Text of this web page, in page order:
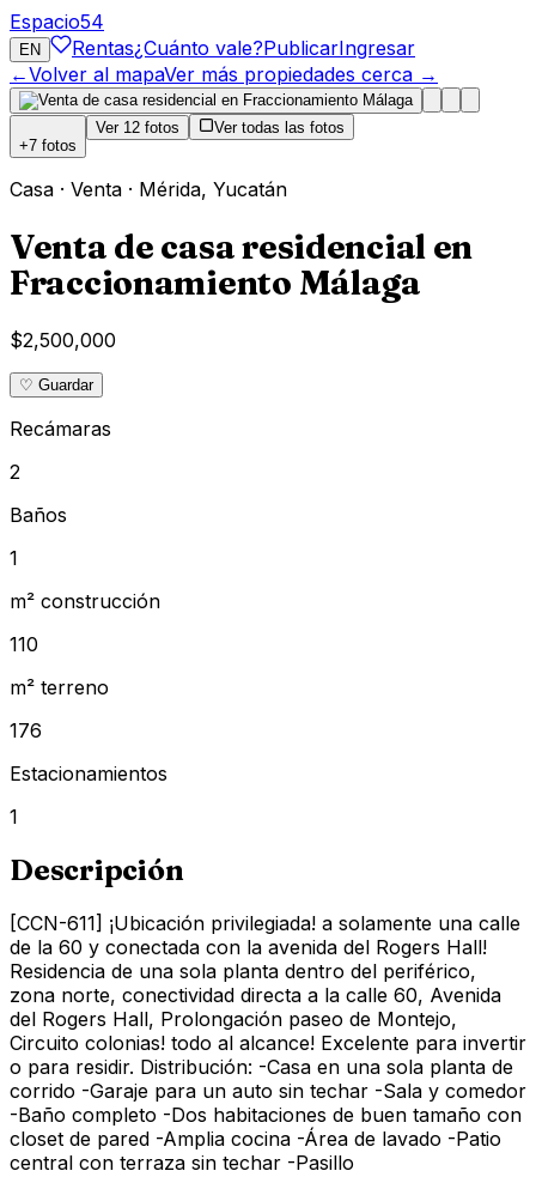
Espacio54
EN Rentas¿Cuánto vale?PublicarIngresar
←Volver al mapaVer más propiedades cerca →
+7 fotos
Ver 12 fotos Ver todas las fotos
Casa · Venta · Mérida, Yucatán
Venta de casa residencial en
Fraccionamiento Málaga
$2,500,000
♡ Guardar
Recámaras
2
Baños
1
m² construcción
110
m² terreno
176
Estacionamientos
1
Descripción
[CCN-611] ¡Ubicación privilegiada! a solamente una calle
de la 60 y conectada con la avenida del Rogers Hall!
Residencia de una sola planta dentro del periférico,
zona norte, conectividad directa a la calle 60, Avenida
del Rogers Hall, Prolongación paseo de Montejo,
Circuito colonias! todo al alcance! Excelente para invertir
o para residir. Distribución: -Casa en una sola planta de
corrido -Garaje para un auto sin techar -Sala y comedor
-Baño completo -Dos habitaciones de buen tamaño con
closet de pared -Amplia cocina -Área de lavado -Patio
central con terraza sin techar -Pasillo